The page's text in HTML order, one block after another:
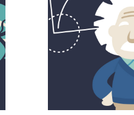
formula
della
felicità
in